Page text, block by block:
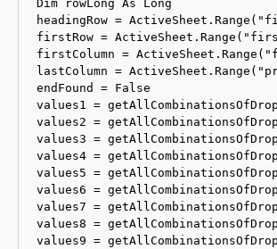
Dim rowLong As Long
headingRow =
firstRow =
firstColumn =
lastColumn =
endFound = False
values1 =
values2 =
values3 =
values4 =
values5 =
values6 =
values7 =
values8 =
values9 =